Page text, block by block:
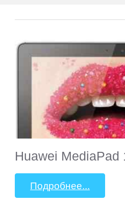
Huawei MediaPad
Подробнее...
Sony
Starway
Sunlink
Tesla